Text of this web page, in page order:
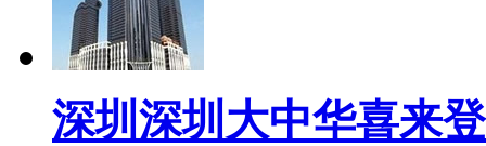
深圳深圳大中华喜来